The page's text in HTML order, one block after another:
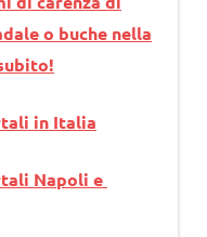
o buche nella
in Italia
Napoli e